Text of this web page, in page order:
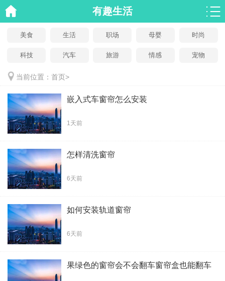
有趣生活
美食 生活 职场 母婴 时尚
科技 汽车 旅游 情感 宠物
当前位置： 首页>
嵌入式车窗帘怎么安装
1天前
怎样清洗窗帘
6天前
如何安装轨道窗帘
6天前
果绿色的窗帘会不会翻车窗帘盒也能翻车